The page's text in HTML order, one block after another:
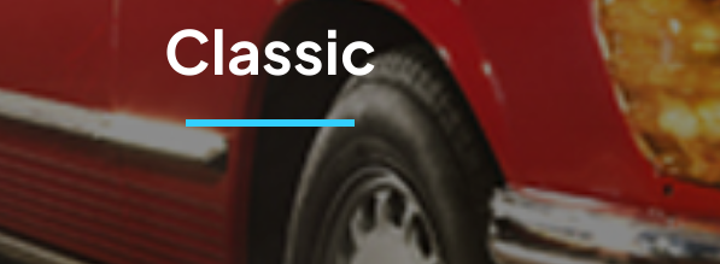
Classic